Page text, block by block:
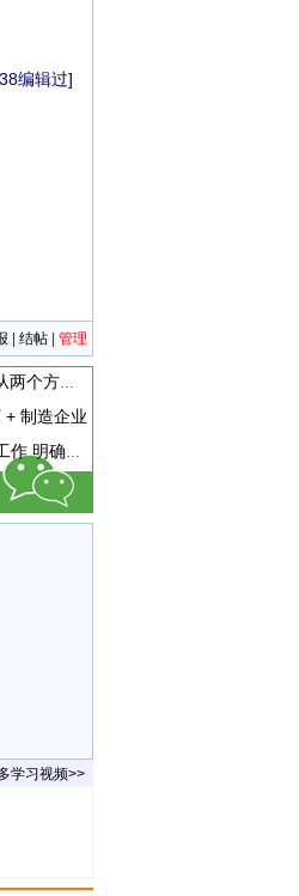
编辑过]
结帖 管理
汇川技术首次披露AI业务进展：从两个方面推动“AI业务化”落地
+ 制造企业
工信部启动国家级零碳工厂建设工作 明确六方面申报条件
学习视频>>